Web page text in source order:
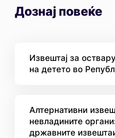
Дознај повеќе
Извештај за
на детето во
Алтернативни
невладините
државните